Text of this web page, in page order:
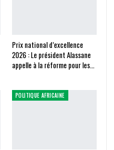
Prix national d’excellence
2026 : Le président Alassane
appelle à la réforme pour les…
POLITIQUE AFRICAINE